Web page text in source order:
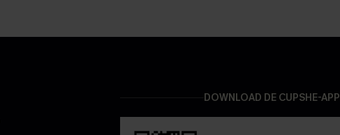
DOWNLOAD DE CUPSHE-APP